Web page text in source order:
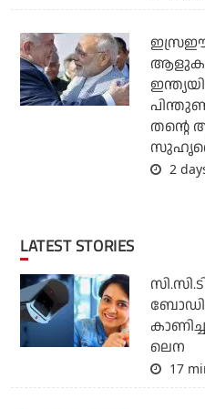
തന്റെ
2
LATEST STORIES
ബോഡി
ലെന
17